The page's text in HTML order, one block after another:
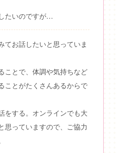
たいのですが…
てお話したいと思っていま
ことで、体調や気持ちなど
ことがたくさんあるからで
をする。オンラインでも大
思っていますので、ご協力